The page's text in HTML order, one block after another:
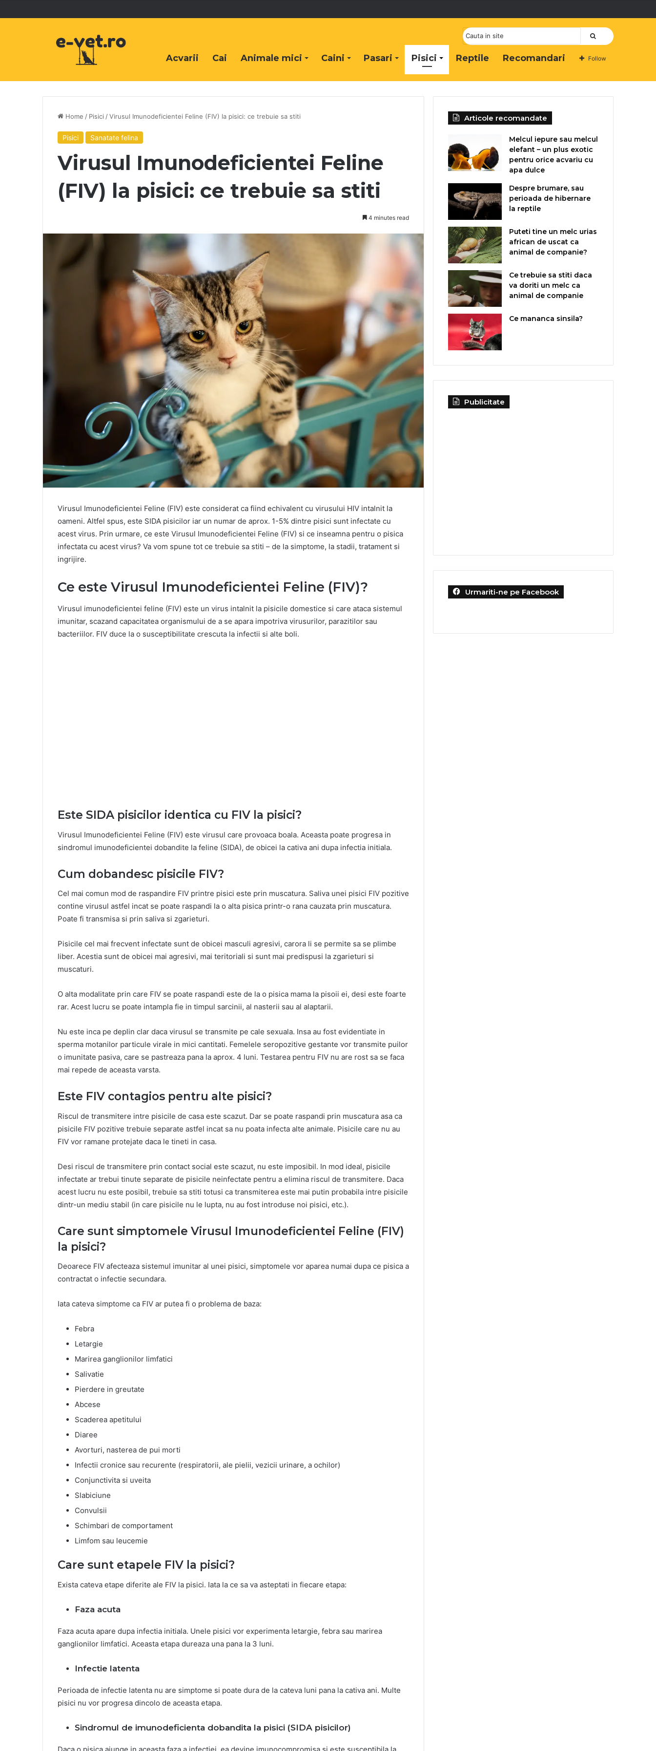
Cauta
Acvarii Cai Animale mici Caini Pasari Pisici Reptile Recomandari Follow
Home / Pisici /Virusul Imunodeficientei Feline (FIV) la pisici: ce trebuie sa stiti
Pisici Sanatate felina
Virusul Imunodeficientei Feline
(FIV) la pisici: ce trebuie sa stiti
4 minutes read
Virusul Imunodeficientei Feline (FIV) este considerat ca fiind echivalent cu virusului HIV intalnit la
oameni. Altfel spus, este SIDA pisicilor iar un numar de aprox. 1-5% dintre pisici sunt infectate cu
acest virus. Prin urmare, ce este Virusul Imunodeficientei Feline (FIV) si ce inseamna pentru o pisica
infectata cu acest virus? Va vom spune tot ce trebuie sa stiti – de la simptome, la stadii, tratament si
ingrijire.
Ce este Virusul Imunodeficientei Feline (FIV)?
Virusul imunodeficientei feline (FIV) este un virus intalnit la pisicile domestice si care ataca sistemul
imunitar, scazand capacitatea organismului de a se apara impotriva virusurilor, parazitilor sau
bacteriilor. FIV duce la o susceptibilitate crescuta la infectii si alte boli.
Este SIDA pisicilor identica cu FIV la pisici?
Virusul Imunodeficientei Feline (FIV) este virusul care provoaca boala. Aceasta poate progresa in
sindromul imunodeficientei dobandite la feline (SIDA), de obicei la cativa ani dupa infectia initiala.
Cum dobandesc pisicile FIV?
Cel mai comun mod de raspandire FIV printre pisici este prin muscatura. Saliva unei pisici FIV pozitive
contine virusul astfel incat se poate raspandi la o alta pisica printr-o rana cauzata prin muscatura.
Poate fi transmisa si prin saliva si zgarieturi.
Pisicile cel mai frecvent infectate sunt de obicei masculi agresivi, carora li se permite sa se plimbe
liber. Acestia sunt de obicei mai agresivi, mai teritoriali si sunt mai predispusi la zgarieturi si
muscaturi.
O alta modalitate prin care FIV se poate raspandi este de la o pisica mama la pisoii ei, desi este foarte
rar. Acest lucru se poate intampla fie in timpul sarcinii, al nasterii sau al alaptarii.
Nu este inca pe deplin clar daca virusul se transmite pe cale sexuala. Insa au fost evidentiate in
sperma motanilor particule virale in mici cantitati. Femelele seropozitive gestante vor transmite puilor
o imunitate pasiva, care se pastreaza pana la aprox. 4 luni. Testarea pentru FIV nu are rost sa se faca
mai repede de aceasta varsta.
Este FIV contagios pentru alte pisici?
Riscul de transmitere intre pisicile de casa este scazut. Dar se poate raspandi prin muscatura asa ca
pisicile FIV pozitive trebuie separate astfel incat sa nu poata infecta alte animale. Pisicile care nu au
FIV vor ramane protejate daca le tineti in casa.
Desi riscul de transmitere prin contact social este scazut, nu este imposibil. In mod ideal, pisicile
infectate ar trebui tinute separate de pisicile neinfectate pentru a elimina riscul de transmitere. Daca
acest lucru nu este posibil, trebuie sa stiti totusi ca transmiterea este mai putin probabila intre pisicile
dintr-un mediu stabil (in care pisicile nu le lupta, nu au fost introduse noi pisici, etc.).
Care sunt simptomele Virusul Imunodeficientei Feline (FIV)
la pisici?
Deoarece FIV afecteaza sistemul imunitar al unei pisici, simptomele vor aparea numai dupa ce pisica a
contractat o infectie secundara.
Iata cateva simptome ca FIV ar putea fi o problema de baza:
Febra
Letargie
Marirea ganglionilor limfatici
Salivatie
Pierdere in greutate
Abcese
Scaderea apetitului
Diaree
Avorturi, nasterea de pui morti
Infectii cronice sau recurente (respiratorii, ale pielii, vezicii urinare, a ochilor)
Conjunctivita si uveita
Slabiciune
Convulsii
Schimbari de comportament
Limfom sau leucemie
Care sunt etapele FIV la pisici?
Exista cateva etape diferite ale FIV la pisici. Iata la ce sa va asteptati in fiecare etapa:
Faza acuta
Faza acuta apare dupa infectia initiala. Unele pisici vor experimenta letargie, febra sau marirea
ganglionilor limfatici. Aceasta etapa dureaza una pana la 3 luni.
Infectie latenta
Perioada de infectie latenta nu are simptome si poate dura de la cateva luni pana la cativa ani. Multe
pisici nu vor progresa dincolo de aceasta etapa.
Sindromul de imunodeficienta dobandita la pisici (SIDA pisicilor)
Articole recomandate
Melcul iepure sau melcul
elefant – un plus exotic
pentru orice acvariu cu
apa dulce
Despre brumare, sau
perioada de hibernare
la reptile
Puteti tine un melc urias
african de uscat ca
animal de companie?
Ce trebuie sa stiti daca
va doriti un melc ca
animal de companie
Ce mananca sinsila?
Publicitate
Urmariti-ne pe Facebook